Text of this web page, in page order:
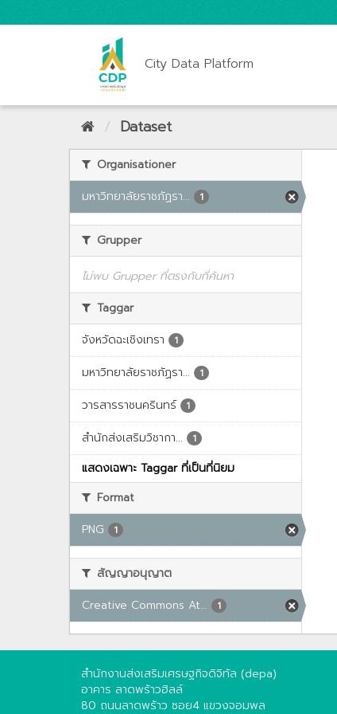
City Data Platform
Dataset
Organisationer
มหาวิทยาลัยราชภัฏรา...
1
Grupper
ไม่พบ Grupper ที่ตรงกับที่ค้นหา
Taggar
จังหวัดฉะเชิงเทรา
1
มหาวิทยาลัยราชภัฏรา... 1
วารสารราชนครินทร์ 1
สำนักส่งเสริมวิชากา... 1
แสดงเฉพาะ Taggar ที่เป็นที่นิยม
Format
PNG
1
สัญญาอนุญาต
Creative Commons At...
1
สำนักงานส่งเสริมเศรษฐกิจดิจิทัล (depa)
อาคาร ลาดพร้าวฮิลล์
80 ถนนลาดพร้าว ซอย4 แขวงจอมพล